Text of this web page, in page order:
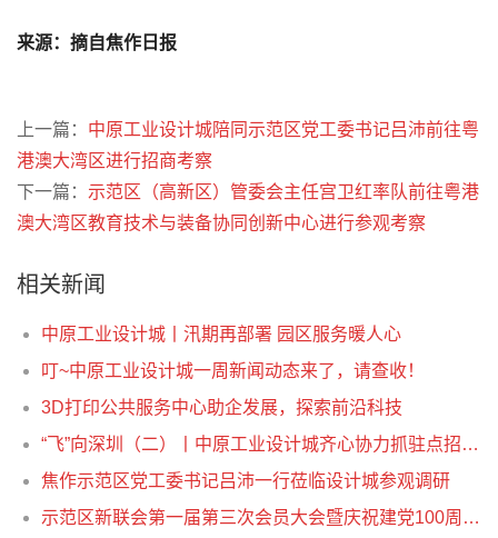
来源：摘自焦作日报
上一篇： 中原工业设计城陪同示范区党工委书记吕沛前往粤
港澳大湾区进行招商考察
下一篇： 示范区（高新区）管委会主任宫卫红率队前往粤港
澳大湾区教育技术与装备协同创新中心进行参观考察
相关新闻
中原工业设计城丨汛期再部署 园区服务暖人心
叮~中原工业设计城一周新闻动态来了，请查收！
3D打印公共服务中心助企发展，探索前沿科技
“飞”向深圳（二）丨中原工业设计城齐心协力抓驻点招商，争取更大成果
焦作示范区党工委书记吕沛一行莅临设计城参观调研
示范区新联会第一届第三次会员大会暨庆祝建党100周年音乐会在中原工业设计城举行